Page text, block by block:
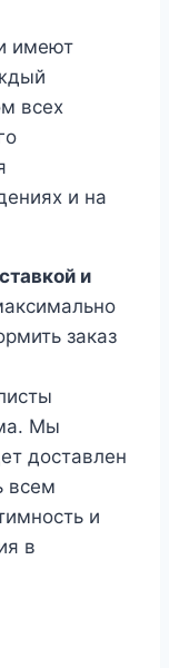
имеют
всех
и на
и
заказ
Мы
доставлен
всем
и
в